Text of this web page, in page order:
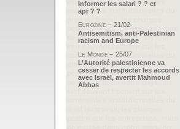
Informer les salari ? ? et
apr ? ?
Eurozine – 21/02
Antisemitism, anti-Palestinian
racism and Europe
Le Monde – 25/07
L’Autorité palestinienne va
cesser de respecter les accords
avec Israël, avertit Mahmoud
Abbas